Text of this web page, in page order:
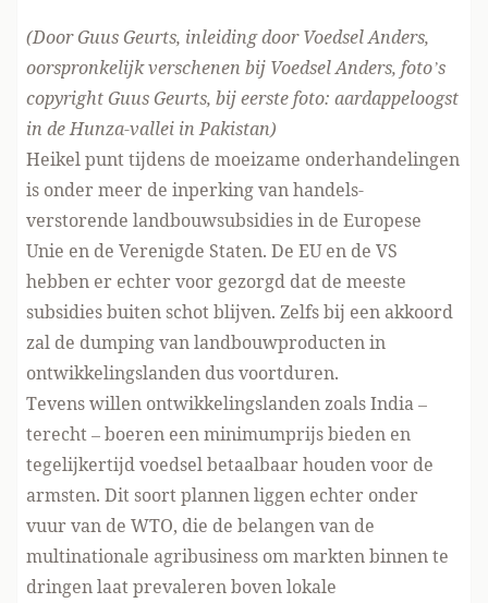
(Door Guus Geurts, inleiding door Voedsel Anders,
oorspronkelijk verschenen bij Voedsel Anders, foto’s
copyright Guus Geurts, bij eerste foto: aardappeloogst
in de Hunza-vallei in Pakistan)
Heikel punt tijdens de moeizame onderhandelingen
is onder meer de inperking van handels-
verstorende landbouwsubsidies in de Europese
Unie en de Verenigde Staten. De EU en de VS
hebben er echter voor gezorgd dat de meeste
subsidies buiten schot blijven. Zelfs bij een akkoord
zal de dumping van landbouwproducten in
ontwikkelingslanden dus voortduren.
Tevens willen ontwikkelingslanden zoals India –
terecht – boeren een minimumprijs bieden en
tegelijkertijd voedsel betaalbaar houden voor de
armsten. Dit soort plannen liggen echter onder
vuur van de WTO, die de belangen van de
multinationale agribusiness om markten binnen te
dringen laat prevaleren boven lokale